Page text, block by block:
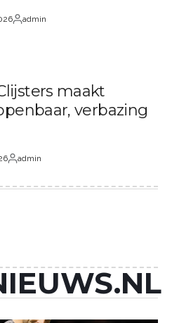
Geplaatst
admin
maakt
verbazing
Geplaatst
door
admin